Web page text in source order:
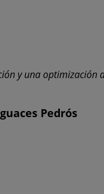
y una optimización
Pedrós